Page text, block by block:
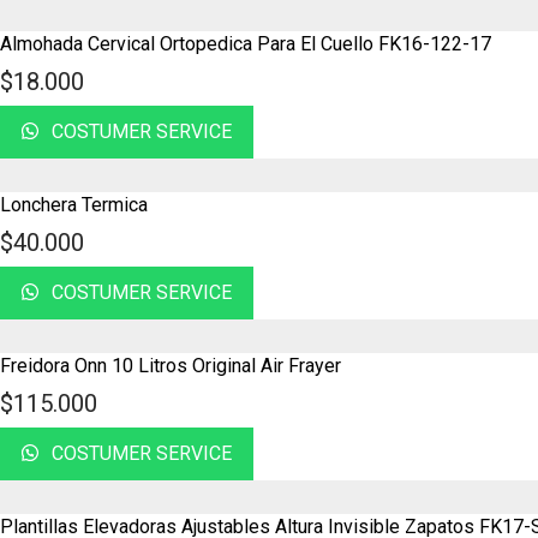
Almohada Cervical Ortopedica Para El Cuello FK16-122-17
$18.000
COSTUMER SERVICE
Lonchera Termica
$40.000
COSTUMER SERVICE
Freidora Onn 10 Litros Original Air Frayer
$115.000
COSTUMER SERVICE
Plantillas Elevadoras Ajustables Altura Invisible Zapatos FK17-